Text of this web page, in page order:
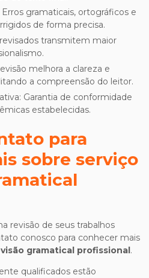
de forma precisa.
a compreensão do leitor.
estabelecidas.
para
sobre serviço
revisão de seus trabalhos
conosco para conhecer mais
gramatical profissional.
qualificados estão